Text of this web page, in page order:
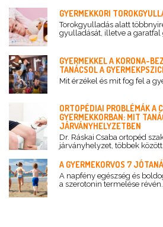
GYERMEKKORI
Torokgyulladás alatt
gyulladását, illetve a garatfal
GYERMEKKEL A KORONA-
TANÁCSOL A
Mit érzékel és mit fog fel a
ORTOPÉDIAI PROBLÉMÁK A
GYERMEKKORBAN: MIT
JÁRVÁNYHELYZETBEN
Dr. Ráskai Csaba ortopéd
járványhelyzet, többek között...
A GYERMEKORVOS 7
A napfény egészség és
a szerotonin termelése révén...